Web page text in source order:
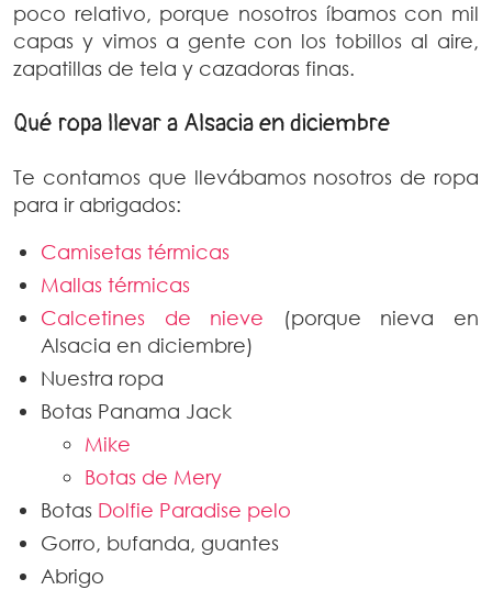
poco relativo, porque nosotros íbamos con mil
capas y vimos a gente con los tobillos al aire,
zapatillas de tela y cazadoras finas.
Qué ropa llevar a Alsacia en diciembre
Te contamos que llevábamos nosotros de ropa
para ir abrigados:
Camisetas térmicas
Mallas térmicas
Calcetines de nieve (porque nieva en
Alsacia en diciembre)
Nuestra ropa
Botas Panama Jack
Mike
Botas de Mery
Botas Dolfie Paradise pelo
Gorro, bufanda, guantes
Abrigo